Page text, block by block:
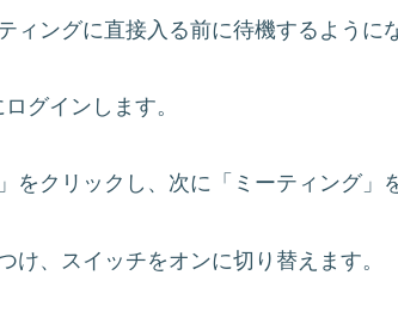
ィングに直接入る前に待機するように
グインします。
をクリックし、次に「ミーティング」
け、スイッチをオンに切り替えます。